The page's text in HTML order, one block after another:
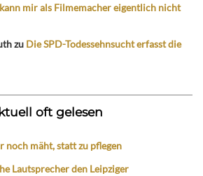
kann mir als Filmemacher eigentlich nicht
zu Die SPD-Todessehnsucht erfasst die
oft gelesen
noch mäht, statt zu pflegen
Lautsprecher den Leipziger